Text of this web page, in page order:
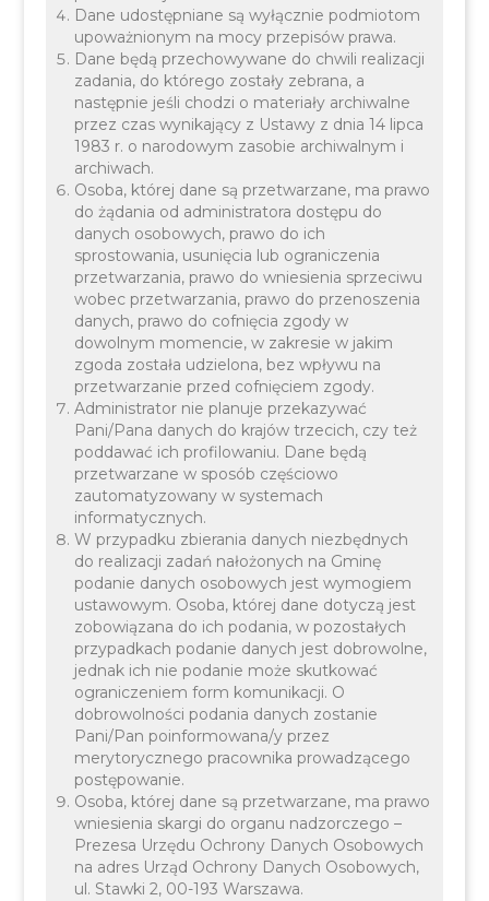
krakowskiego na dzień
2023-12-08
Dane udostępniane są wyłącznie podmiotom
upoważnionym na mocy przepisów prawa.
Dane będą przechowywane do chwili realizacji
zadania, do którego zostały zebrana, a
następnie jeśli chodzi o materiały archiwalne
przez czas wynikający z Ustawy z dnia 14 lipca
1983 r. o narodowym zasobie archiwalnym i
archiwach.
Osoba, której dane są przetwarzane, ma prawo
do żądania od administratora dostępu do
danych osobowych, prawo do ich
sprostowania, usunięcia lub ograniczenia
przetwarzania, prawo do wniesienia sprzeciwu
wobec przetwarzania, prawo do przenoszenia
danych, prawo do cofnięcia zgody w
dowolnym momencie, w zakresie w jakim
zgoda została udzielona, bez wpływu na
przetwarzanie przed cofnięciem zgody.
Administrator nie planuje przekazywać
Pani/Pana danych do krajów trzecich, czy też
poddawać ich profilowaniu. Dane będą
przetwarzane w sposób częściowo
zautomatyzowany w systemach
informatycznych.
W przypadku zbierania danych niezbędnych
do realizacji zadań nałożonych na Gminę
podanie danych osobowych jest wymogiem
ustawowym. Osoba, której dane dotyczą jest
zobowiązana do ich podania, w pozostałych
przypadkach podanie danych jest dobrowolne,
jednak ich nie podanie może skutkować
ograniczeniem form komunikacji. O
dobrowolności podania danych zostanie
Pani/Pan poinformowana/y przez
merytorycznego pracownika prowadzącego
postępowanie.
Osoba, której dane są przetwarzane, ma prawo
wniesienia skargi do organu nadzorczego –
Prezesa Urzędu Ochrony Danych Osobowych
na adres Urząd Ochrony Danych Osobowych,
ul. Stawki 2, 00-193 Warszawa.